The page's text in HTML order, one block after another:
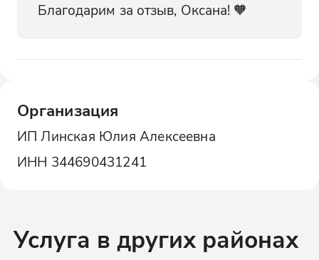
Благодарим за отзыв, Оксана! 🧡
Организация
ИП Линская Юлия Алексеевна
ИНН 344690431241
Услуга в других районах